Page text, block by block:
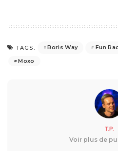
TAGS: Boris Way Fun
Moxo
T.P.
Voir plus de